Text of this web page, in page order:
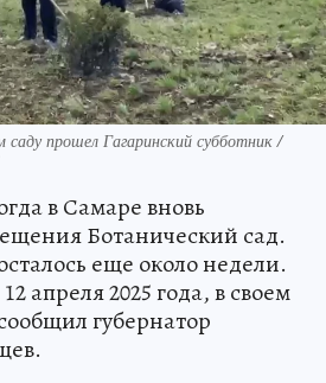
саду прошел Гагаринский субботник /
в Самаре вновь
Ботанический сад.
еще около недели.
апреля 2025 года, в своем
губернатор